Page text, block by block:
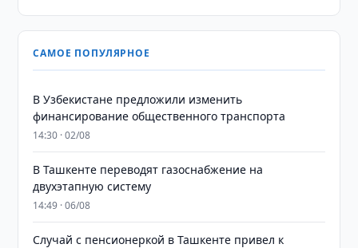
САМОЕ ПОПУЛЯРНОЕ
В Узбекистане предложили изменить
финансирование общественного транспорта
14:30 · 02/08
В Ташкенте переводят газоснабжение на
двухэтапную систему
14:49 · 06/08
Случай с пенсионеркой в Ташкенте привел к